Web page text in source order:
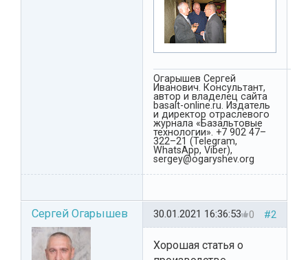
Огарышев Сергей
Иванович. Консультант,
автор и владелец сайта
basalt-online.ru. Издатель
и директор отраслевого
журнала «Базальтовые
технологии». +7 902 47–
322–21 (Telegram,
WhatsApp, Viber),
sergey@ogaryshev.org
Сергей Огарышев #2
0
30.01.2021 16:36:53
Хорошая статья о